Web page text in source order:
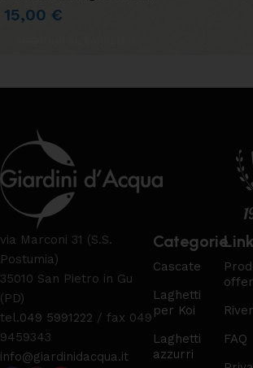
15,00 €
via Marconi 31 (S.S.
Postumia)
35010 San Pietro in Gu
(PD)
tel.049 5991222 / fax 049
9459343
info@giardinidacqua.it
Categorie
Cascate
Laghetti
per Koi
Laghetti
azzurri
FAQ